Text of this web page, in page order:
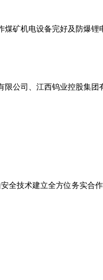
矿机电设备完好及防爆锂
公司、江西钨业控股集团
全技术建立全方位务实合